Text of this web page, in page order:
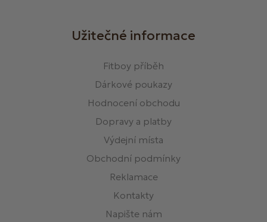
Užitečné informace
Fitboy příběh
Dárkové poukazy
Hodnocení obchodu
Dopravy a platby
Výdejní místa
Obchodní podmínky
Reklamace
Kontakty
Napište nám